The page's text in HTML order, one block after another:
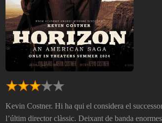
Kevin Costner. Hi ha qui el considera el
l’últim director clàssic. Deixant de banda